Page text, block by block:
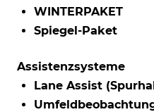
WINTERPAKET
Spiegel-Paket
Assistenzsysteme
Lane Assist